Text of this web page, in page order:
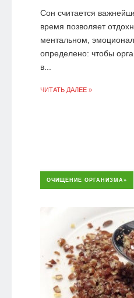
Сон считается
время позволяет
ментальном,
определено: чтобы
в...
ЧИТАТЬ ДАЛЕЕ »
ОЧИЩЕНИЕ ОРГАНИЗМА»